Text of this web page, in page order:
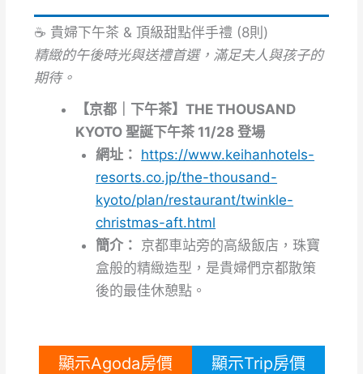
☕ 貴婦下午茶 & 頂級甜點伴手禮 (8則)
精緻的午後時光與送禮首選，滿足夫人與孩子的
期待。
【京都｜下午茶】THE THOUSAND
KYOTO 聖誕下午茶 11/28 登場
網址： https://www.keihanhotels-
resorts.co.jp/the-thousand-
kyoto/plan/restaurant/twinkle-
christmas-aft.html
簡介： 京都車站旁的高級飯店，珠寶
盒般的精緻造型，是貴婦們京都散策
後的最佳休憩點。
顯示Agoda房價 顯示Trip房價